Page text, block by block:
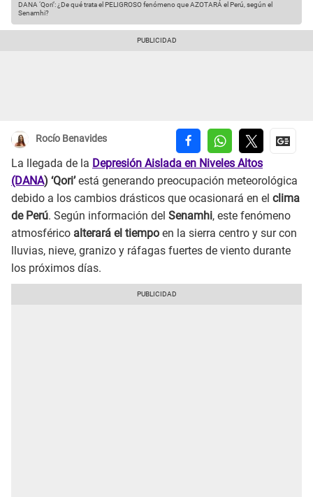
DANA ‘Qori’: ¿De qué trata el PELIGROSO fenómeno que AZOTARÁ el Perú, según el
Senamhi?
Rocío Benavides
La llegada de la Depresión Aislada en Niveles Altos
(DANA) ‘Qori’está generando preocupación meteorológica
debido a los cambios drásticos que ocasionará en el clima
de Perú. Según información del Senamhi, este fenómeno
atmosférico alterará el tiempo en la sierra centro y sur con
lluvias, nieve, granizo y ráfagas fuertes de viento durante
los próximos días.